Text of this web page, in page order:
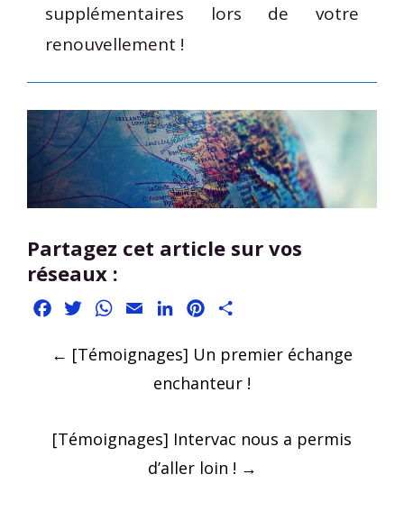
supplémentaires lors de votre
renouvellement !
Partagez cet article sur vos
réseaux :
FacebookTwitterWhatsApp
Email LinkedInPinterest
Post
navigation
← [Témoignages] Un premier échange
enchanteur !
[Témoignages] Intervac nous a permis
d’aller loin ! →